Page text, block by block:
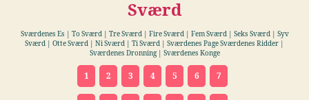
Sværd
Sværdenes Es | To Sværd | Tre Sværd | Fire Sværd | Fem Sværd | Seks Sværd | Syv
Sværd | Otte Sværd | Ni Sværd | Ti Sværd | Sværdenes Page Sværdenes Ridder |
Sværdenes Dronning | Sværdenes Konge
1 2 3 4 5 6 7